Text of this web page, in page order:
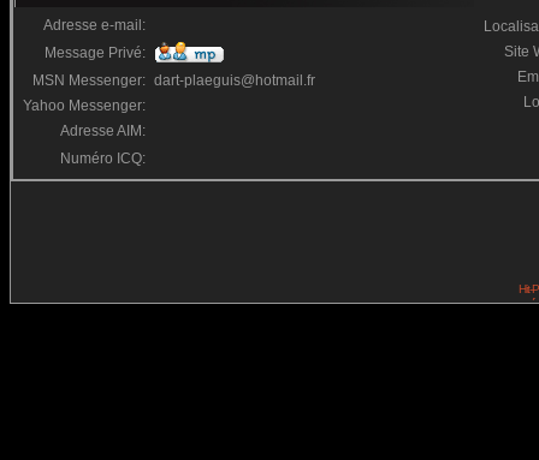
Site
Adresse e-mail:
Message Privé:
MSN Messenger: dart-plaeguis@hotmail.fr
Yahoo Messenger:
Adresse AIM:
Numéro ICQ: